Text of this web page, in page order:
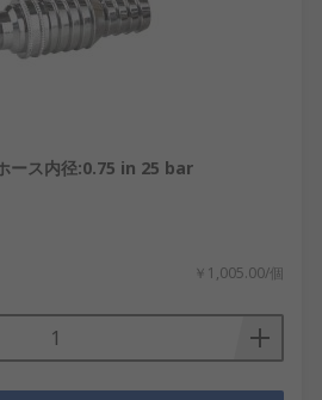
ース内径:0.75 in 25 bar
￥1,005.00/個